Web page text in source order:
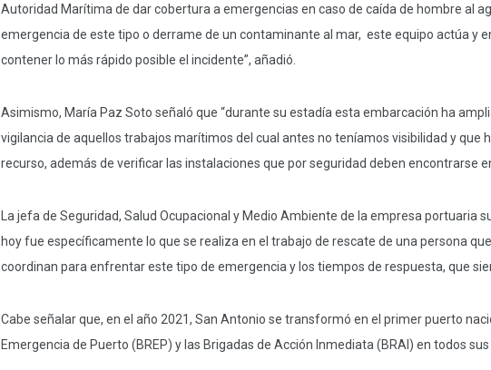
Autoridad Marítima de dar cobertura a emergencias en caso de caída de hombre al
emergencia de este tipo o derrame de un contaminante al mar, este equipo actúa y
contener lo más rápido posible el incidente”, añadió.
Asimismo, María Paz Soto señaló que “durante su estadía esta embarcación ha
vigilancia de aquellos trabajos marítimos del cual antes no teníamos visibilidad y que
recurso, además de verificar las instalaciones que por seguridad deben encontrarse
La jefa de Seguridad, Salud Ocupacional y Medio Ambiente de la empresa portuaria
hoy fue específicamente lo que se realiza en el trabajo de rescate de una persona
coordinan para enfrentar este tipo de emergencia y los tiempos de respuesta, que
Cabe señalar que, en el año 2021, San Antonio se transformó en el primer puerto
Emergencia de Puerto (BREP) y las Brigadas de Acción Inmediata (BRAI) en todos